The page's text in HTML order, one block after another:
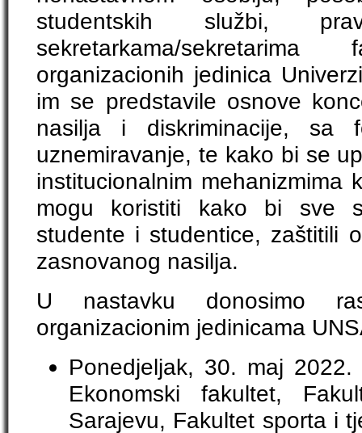
studentskih službi,
sekretarkama/
organizacionih jedinica
im se predstavile osnove
nasilja i diskriminacije, sa
uznemiravanje, te kako bi se
institucionalnim mehanizmima
mogu koristiti kako bi sve
studente i studentice, zaštitili
zasnovanog nasilja.
U nastavku donosimo
organizacionim jedinicama
Ponedjeljak, 30. maj
Ekonomski fakultet,
Sarajevu, Fakultet sporta i